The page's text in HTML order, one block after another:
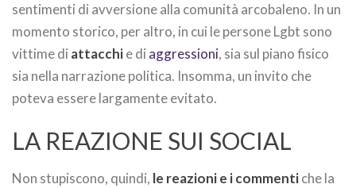
sentimenti di avversione alla comunità arcobaleno. In un
momento storico, per altro, in cui le persone Lgbt sono
vittime di attacchie di aggressioni, sia sul piano fisico
sia nella narrazione politica. Insomma, un invito che
poteva essere largamente evitato.
LA REAZIONE SUI SOCIAL
Non stupiscono, quindi, le reazioni e i commentiche la